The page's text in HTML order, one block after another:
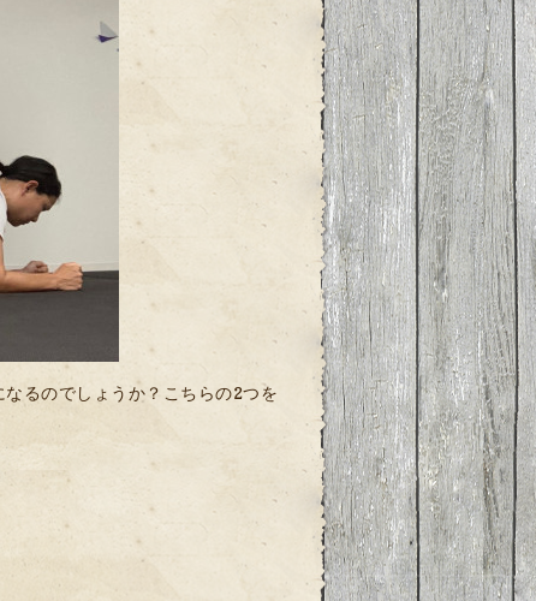
るのでしょうか？こちらの2つを